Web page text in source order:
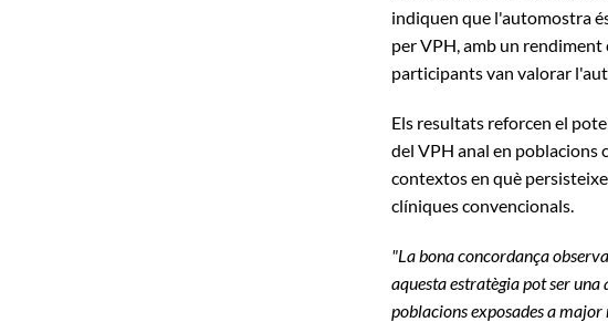
indiquen que l'automostra
per VPH, amb un rendiment
participants van valorar
Els resultats reforcen el
del VPH anal en poblacions
contextos en què
clíniques convencionals.
"La bona concordança
aquesta estratègia pot ser
poblacions exposades a major